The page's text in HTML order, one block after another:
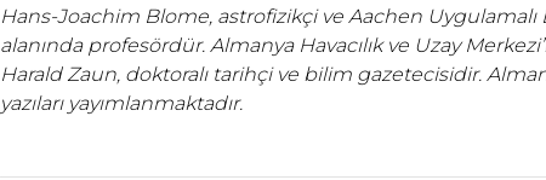
Hans-Joachim Blome, astrofizikçi ve Aachen
alanında profesördür. Almanya Havacılık ve Uzay
Harald Zaun, doktoralı tarihçi ve bilim gazetecisidir.
yazıları yayımlanmaktadır.